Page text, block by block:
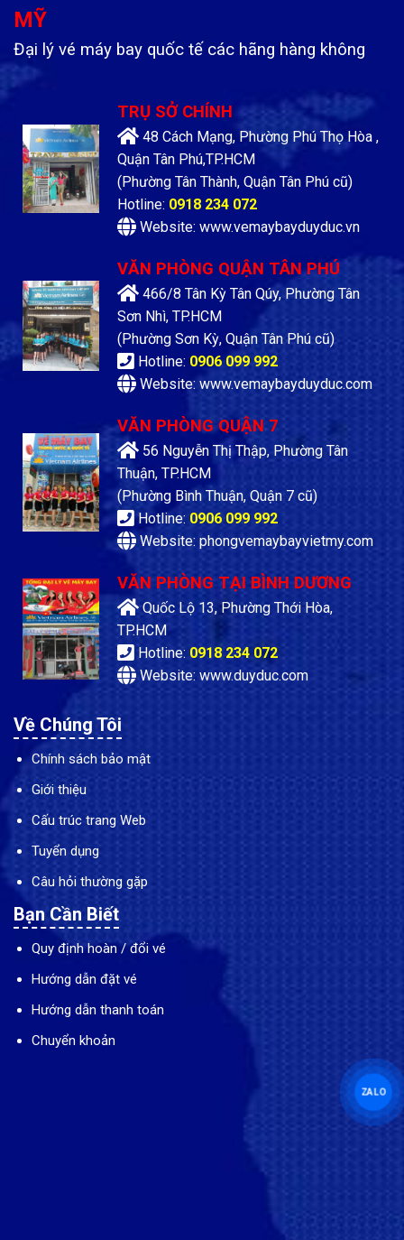
MỸ
Đại lý vé máy bay quốc tế các hãng hàng không
TRỤ SỞ CHÍNH
48 Cách Mạng, Phường Phú Thọ Hòa ,
Quận Tân Phú,TP.HCM
(Phường Tân Thành, Quận Tân Phú cũ)
Hotline: 0918 234 072
Website: www.vemaybayduyduc.vn
VĂN PHÒNG QUẬN TÂN PHÚ
466/8 Tân Kỳ Tân Qúy, Phường Tân
Sơn Nhì, TP.HCM
(Phường Sơn Kỳ, Quận Tân Phú cũ)
Hotline: 0906 099 992
Website: www.vemaybayduyduc.com
VĂN PHÒNG QUẬN 7
56 Nguyễn Thị Thập, Phường Tân
Thuận, TP.HCM
(Phường Bình Thuận, Quận 7 cũ)
Hotline: 0906 099 992
Website: phongvemaybayvietmy.com
VĂN PHÒNG TẠI BÌNH DƯƠNG
Quốc Lộ 13, Phường Thới Hòa,
TP.HCM
Hotline: 0918 234 072
Website: www.duyduc.com
Về Chúng Tôi
Chính sách bảo mật
Giới thiệu
Cấu trúc trang Web
Tuyển dụng
Câu hỏi thường gặp
Bạn Cần Biết
Quy định hoàn / đổi vé
Hướng dẫn đặt vé
Hướng dẫn thanh toán
Chuyển khoản
ZALO